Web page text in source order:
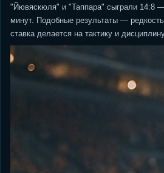
"Йювяскюля" и "Таппара" сыграли 14:8
минут. Подобные результаты —
ставка делается на тактику и